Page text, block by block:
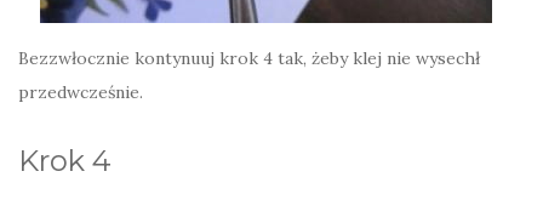
Bezzwłocznie kontynuuj krok 4 tak, żeby klej nie wysechł
przedwcześnie.
Krok 4